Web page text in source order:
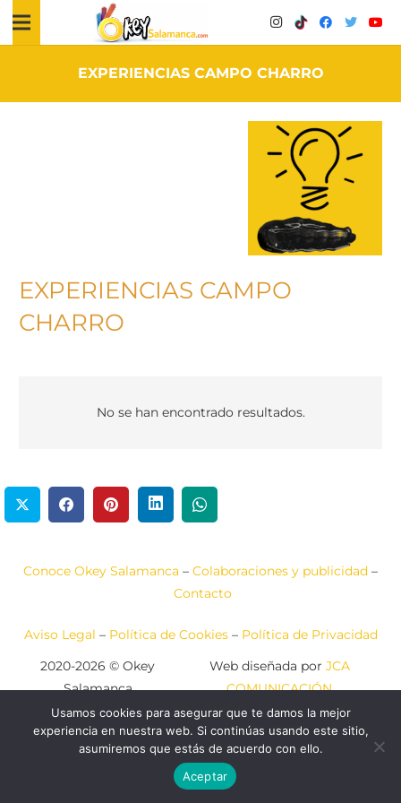
EXPERIENCIAS CAMPO CHARRO
EXPERIENCIAS CAMPO
CHARRO
No se han encontrado resultados.
Conoce Okey Salamanca – Colaboraciones y publicidad –
Contacto
Aviso Legal – Política de Cookies– Política de Privacidad
2020-2026 © Okey
Salamanca
Web diseñada por JCA
COMUNICACIÓN
Usamos cookies para asegurar que te damos la mejor
experiencia en nuestra web. Si continúas usando este sitio,
asumiremos que estás de acuerdo con ello.
Aceptar